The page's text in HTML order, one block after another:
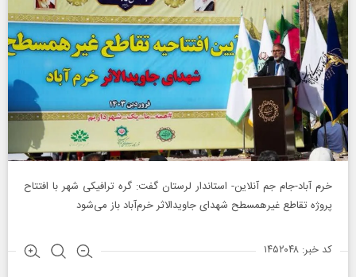
خرم آباد-جام جم آنلاین- استاندار لرستان گفت: گره ترافیکی شهر با افتتاح
پروژه تقاطع غیرهمسطح شهدای جاویدالاثر خرم‌آباد باز می‌شود
کد خبر: ۱۴۵۲۰۴۸